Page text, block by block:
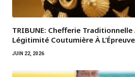
TRIBUNE: Chefferie Traditionnelle
Légitimité Coutumière À
JUIN 22, 2026